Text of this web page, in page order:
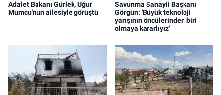
Adalet Bakanı Gürlek, Uğur
Mumcu'nun ailesiyle görüştü
Savunma Sanayii Başkanı
Görgün: 'Büyük teknoloji
yarışının öncülerinden biri
olmaya kararlıyız'